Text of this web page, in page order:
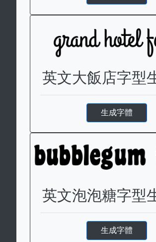
英文大飯店字型
生成字體
英文泡泡糖字型
生成字體